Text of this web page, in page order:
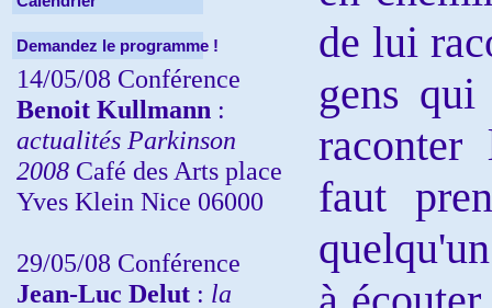
Demandez le programme !
14/05/08 Conférence
Benoit Kullmann :
actualités Parkinson
2008 Café des Arts place
Yves Klein Nice 06000
29/05/08 Conférence
Jean-Luc Delut : la
de lui
gens qui
faut